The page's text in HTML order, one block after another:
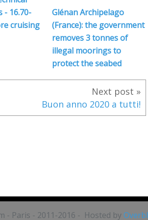
- 16.70-
cruising
Glénan Archipelago
(France): the government
removes 3 tonnes of
illegal moorings to
protect the seabed
Next post »
Buon anno 2020 a tutti!
- Paris - 2011-2016 - Hosted by